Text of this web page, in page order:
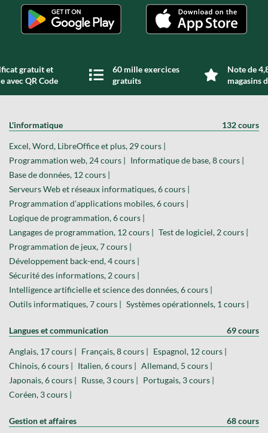
gratuit et
avec QR Code
60 mille exercices
gratuits
Note de
magasins
L'informatique 132 cours
Excel, Word, LibreOffice et plus, 29 cours |
Programmation web, 24 cours | Informatique de base, 8 cours |
Base de données, 12 cours |
Serveurs Web et réseaux informatiques, 6 cours |
Programmation d'applications mobiles, 6 cours |
Logique de programmation, 6 cours |
Langages de programmation, 12 cours | Test de logiciel, 2 cours |
Programmation de jeux, 7 cours |
Développement back-end, 4 cours |
Sécurité des informations, 2 cours |
Intelligence artificielle et science des données, 6 cours |
Outils informatiques, 7 cours | Systèmes opérationnels, 1 cours |
Langues et communication 69 cours
Anglais, 17 cours | Français, 8 cours | Espagnol, 12 cours |
Chinois, 6 cours | Italien, 6 cours | Allemand, 5 cours |
Japonais, 6 cours | Russe, 3 cours | Portugais, 3 cours |
Coréen, 3 cours |
Gestion et affaires 68 cours